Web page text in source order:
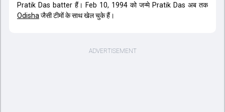
Pratik Das batter हैं। Feb 10, 1994 को जन्मे Pratik Das अब तक
Odisha जैसी टीमों के साथ खेल चुके हैं।